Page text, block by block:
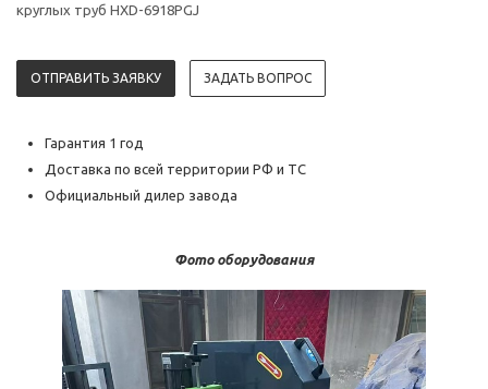
круглых труб HXD-6918PGJ
ОТПРАВИТЬ ЗАЯВКУ ЗАДАТЬ ВОПРОС
Гарантия 1 год
Доставка по всей территории РФ и ТС
Официальный дилер завода
Фото оборудования